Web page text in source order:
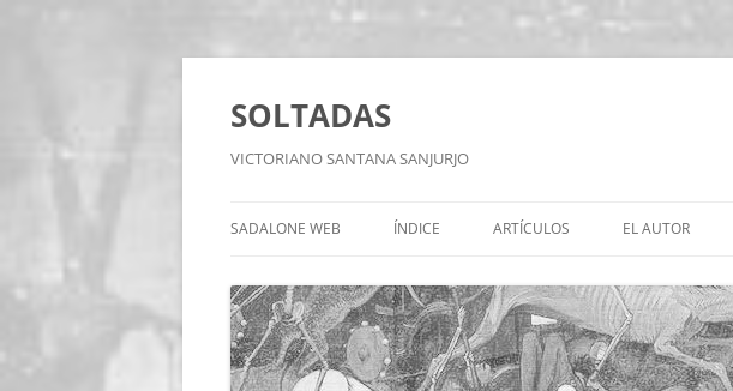
Saltar
SOLTADAS
VICTORIANO SANTANA SANJURJO
SADALONE WEB ÍNDICE ARTÍCULOS EL AUTOR